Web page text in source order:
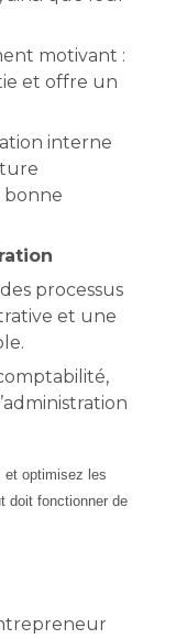
motivant :
et offre un
interne
bonne
processus
et une
et optimisez les
doit fonctionner de